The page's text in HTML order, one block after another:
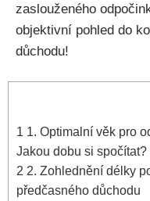
zaslouženého
objektivní pohled do
důchodu!
1 1. Optimalní věk pro
Jakou dobu si spočítat?
2 2. Zohlednění délky
předčasného důchodu